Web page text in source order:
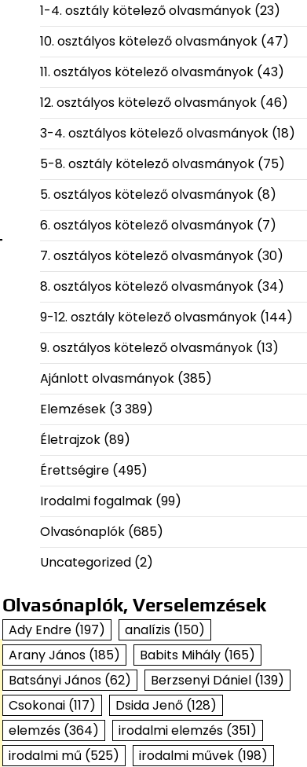
1-4. osztály kötelező olvasmányok(23)
10. osztályos kötelező olvasmányok(47)
11. osztályos kötelező olvasmányok(43)
12. osztályos kötelező olvasmányok(46)
3-4. osztályos kötelező olvasmányok(18)
5-8. osztály kötelező olvasmányok(75)
5. osztályos kötelező olvasmányok(8)
6. osztályos kötelező olvasmányok(7)
7. osztályos kötelező olvasmányok(30)
8. osztályos kötelező olvasmányok(34)
9-12. osztály kötelező olvasmányok(144)
9. osztályos kötelező olvasmányok(13)
Ajánlott olvasmányok(385)
Elemzések(3 389)
Életrajzok(89)
Érettségire(495)
Irodalmi fogalmak(99)
Olvasónaplók(685)
Uncategorized(2)
Olvasónaplók, Verselemzések
Ady Endre(197) analízis(150)
Arany János(185) Babits Mihály(165)
Batsányi János(62) Berzsenyi Dániel(139)
Csokonai(117) Dsida Jenő(128)
elemzés(364) irodalmi elemzés(351)
irodalmi mű (525) irodalmi művek(198)